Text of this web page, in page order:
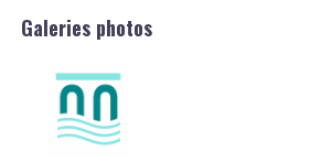
Galeries photos